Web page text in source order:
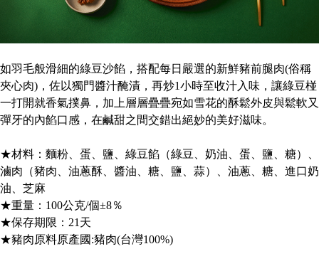
如羽毛般滑細的綠豆沙餡，搭配每日嚴選的新鮮豬前腿肉(俗稱
夾心肉)，佐以獨門醬汁醃漬，再炒1小時至收汁入味，讓綠豆椪
一打開就香氣撲鼻，加上層層疊疊宛如雪花的酥鬆外皮與鬆軟又
彈牙的內餡口感，在鹹甜之間交錯出絕妙的美好滋味。
★材料：麵粉、蛋、鹽、綠豆餡（綠豆、奶油、蛋、鹽、糖）、
滷肉（豬肉、油蔥酥、醬油、糖、鹽、蒜）、油蔥、糖、進口奶
油、芝麻
★重量：100公克/個±8％
★保存期限：21天
★豬肉原料原產國:豬肉(台灣100%)